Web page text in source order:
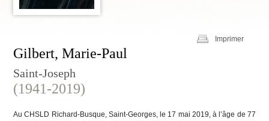
Imprimer
Gilbert, Marie-Paul
Saint-Joseph
(1941-2019)
Au CHSLD Richard-Busque, Saint-Georges, le 17 mai 2019, à l’âge de 77